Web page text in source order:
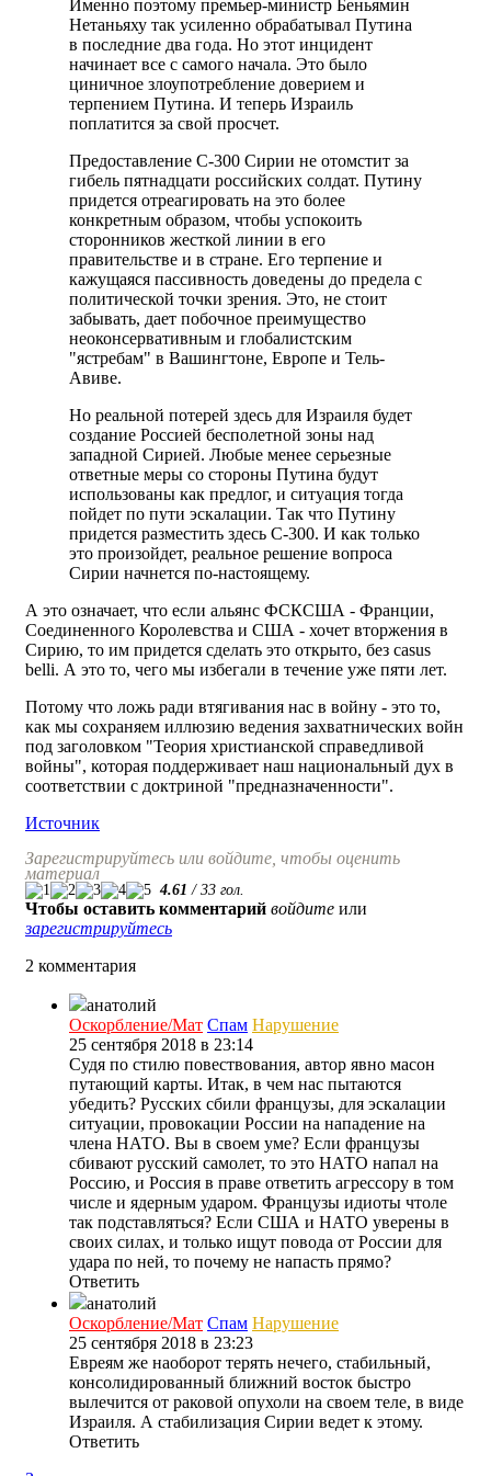
Именно поэтому премьер-министр Беньямин
Нетаньяху так усиленно обрабатывал Путина
в последние два года. Но этот инцидент
начинает все с самого начала. Это было
циничное злоупотребление доверием и
терпением Путина. И теперь Израиль
поплатится за свой просчет.
Предоставление С-300 Сирии не отомстит за
гибель пятнадцати российских солдат. Путину
придется отреагировать на это более
конкретным образом, чтобы успокоить
сторонников жесткой линии в его
правительстве и в стране. Его терпение и
кажущаяся пассивность доведены до предела с
политической точки зрения. Это, не стоит
забывать, дает побочное преимущество
неоконсервативным и глобалистским
"ястребам" в Вашингтоне, Европе и Тель-
Авиве.
Но реальной потерей здесь для Израиля будет
создание Россией бесполетной зоны над
западной Сирией. Любые менее серьезные
ответные меры со стороны Путина будут
использованы как предлог, и ситуация тогда
пойдет по пути эскалации. Так что Путину
придется разместить здесь С-300. И как только
это произойдет, реальное решение вопроса
Сирии начнется по-настоящему.
А это означает, что если альянс ФСКСША - Франции,
Соединенного Королевства и США - хочет вторжения в
Сирию, то им придется сделать это открыто, без casus
belli. А это то, чего мы избегали в течение уже пяти лет.
Потому что ложь ради втягивания нас в войну - это то,
как мы сохраняем иллюзию ведения захватнических войн
под заголовком "Теория христианской справедливой
войны", которая поддерживает наш национальный дух в
соответствии с доктриной "предназначенности".
Источник
Зарегистрируйтесь или войдите, чтобы оценить
материал
4.61 / 33 гол.
Чтобы оставить комментарий войдите или
зарегистрируйтесь
2 комментария
анатолий
Оскорбление/Мат Спам Нарушение
25 сентября 2018 в 23:14
Судя по стилю повествования, автор явно масон
путающий карты. Итак, в чем нас пытаются
убедить? Русских сбили французы, для эскалации
ситуации, провокации России на нападение на
члена НАТО. Вы в своем уме? Если французы
сбивают русский самолет, то это НАТО напал на
Россию, и Россия в праве ответить агрессору в том
числе и ядерным ударом. Французы идиоты чтоле
так подставляться? Если США и НАТО уверены в
своих силах, и только ищут повода от России для
удара по ней, то почему не напасть прямо?
Ответить
анатолий
Оскорбление/Мат Спам Нарушение
25 сентября 2018 в 23:23
Евреям же наоборот терять нечего, стабильный,
консолидированный ближний восток быстро
вылечится от раковой опухоли на своем теле, в виде
Израиля. А стабилизация Сирии ведет к этому.
Ответить